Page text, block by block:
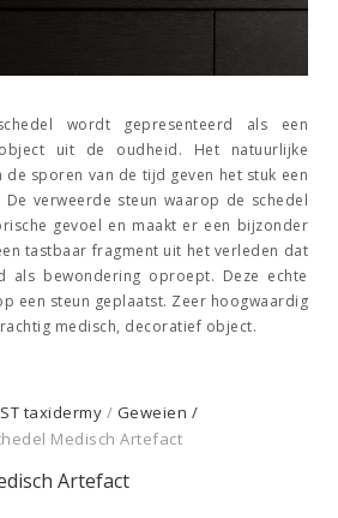
wordt gepresenteerd als een
uit de oudheid. Het natuurlijke
sporen van de tijd geven het stuk een
verweerde steun waarop de schedel
gevoel en maakt er een bijzonder
tastbaar fragment uit het verleden dat
als bewondering oproept. Deze echte
een steun geplaatst. Zeer hoogwaardig
medisch, decoratief object.
taxidermy / Geweien /
Medisch Artefact
Artefact